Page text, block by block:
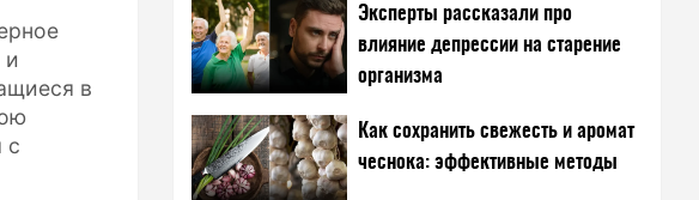
и
в
с
Эксперты рассказали про
влияние депрессии на старение
организма
Как сохранить свежесть и аромат
чеснока: эффективные методы